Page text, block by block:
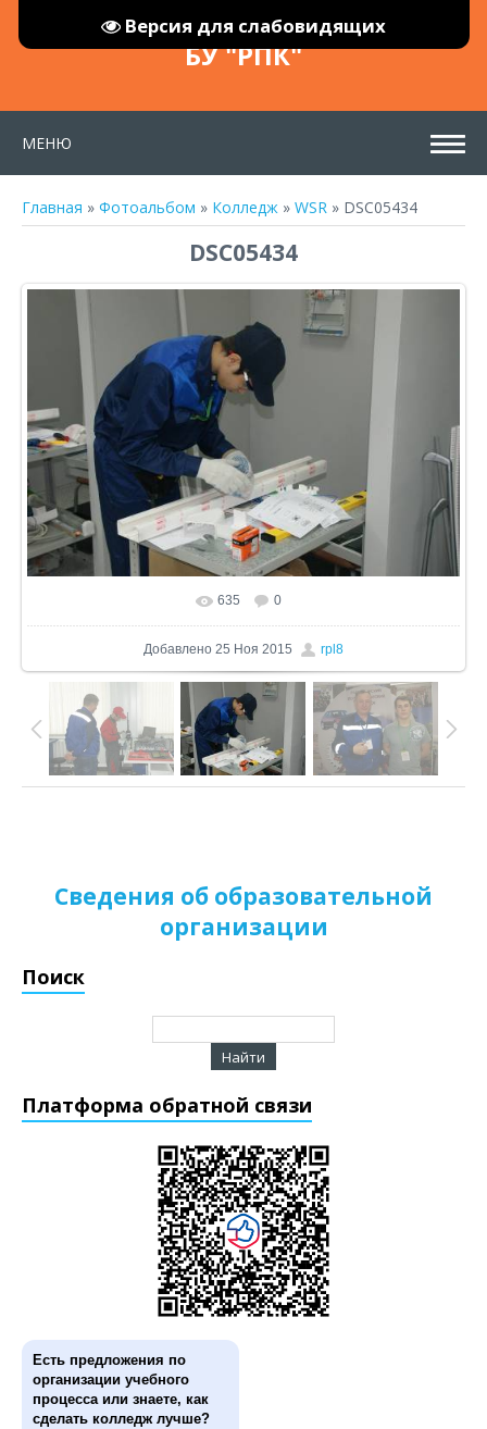
Версия для слабовидящих
БУ "РПК"
МЕНЮ
Главная » Фотоальбом » Колледж » WSR » DSC05434
DSC05434
В реальном размере 1024x680
635 0
Добавлено 25 Ноя 2015 rpl8
Сведения об образовательной
организации
Поиск
Платформа обратной связи
Есть предложения по
организации учебного
процесса или знаете, как
сделать колледж лучше?